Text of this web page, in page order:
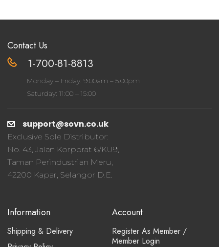
Contact Us
1-700-81-8813
Monday – Friday: 9:00am – 5.00pm
Saturday: 11:00 – 15:00
support@sovn.co.uk
Exclusive Sole Distributor:
No. 43, Jalan Korporat 6/KU9,
Taman Perindustrian Meru,
42200 Kapar, Selangor D.E.
Information
Shipping & Delivery
Account
Register As Member /
Member Login